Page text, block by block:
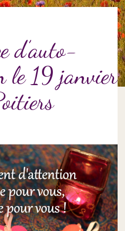
d’auto-
le 19 janvier